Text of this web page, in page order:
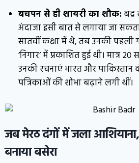
बचपन से ही शायरी का शौक:
अंदाजा इसी बात से लगाया जा
सातवीं कक्षा में थे, तब उनकी पहली
‘निगार’ में प्रकाशित हुई थी। मात्र
उनकी रचनाएं भारत और पाकिस्तान
पत्रिकाओं की शोभा बढ़ाने लगी थीं।
जब मेरठ दंगों में जला
बनाया बसेरा